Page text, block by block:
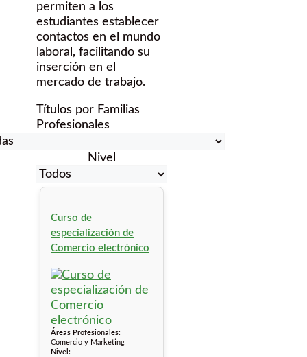
permiten a los
estudiantes establecer
contactos en el mundo
laboral, facilitando su
inserción en el
mercado de trabajo.
Títulos por Familias
Profesionales
Nivel
Curso de
especialización de
Comercio electrónico
Áreas Profesionales:
Comercio y Marketing
Nivel: